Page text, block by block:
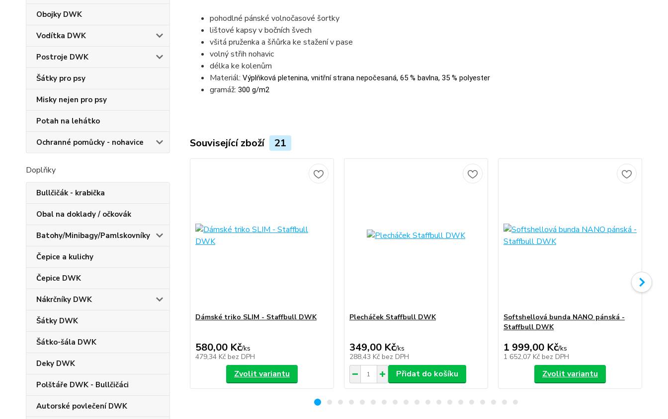
Obojky DWK
Vodítka DWK
Postroje DWK
Šátky pro psy
Misky nejen pro psy
Potah na lehátko
Ochranné pomůcky - nohavice
Doplňky
Bullčičák - krabička
Obal na doklady / očkovák
Batohy/Minibagy/Pamlskovníky
Čepice a kulichy
Čepice DWK
Nákrčníky DWK
Šátky DWK
Šátko-šála DWK
Deky DWK
Polštáře DWK - Bullčičáci
Autorské povlečení DWK
pohodlné pánské volnočasové šortky
lištové kapsy v bočních švech
všitá pruženka a šňůrka ke stažení v pase
volný střih nohavic
délka ke kolenům
Materiál: Výplňková pletenina, vnitřní strana nepočesaná, 65 % bavlna, 35 % polyester
gramáž: 300 g/m2
Související zboží 21
Dámské triko SLIM - Staffbull DWK
580,00 Kč/ks
479,34 Kč bez DPH
Zvolit variantu
Plecháček Staffbull DWK
349,00 Kč/ks
288,43 Kč bez DPH
Přidat do košíku
Softshellová bunda NANO pánská -
Staffbull DWK
1 999,00 Kč/ks
1 652,07 Kč bez DPH
Zvolit variantu